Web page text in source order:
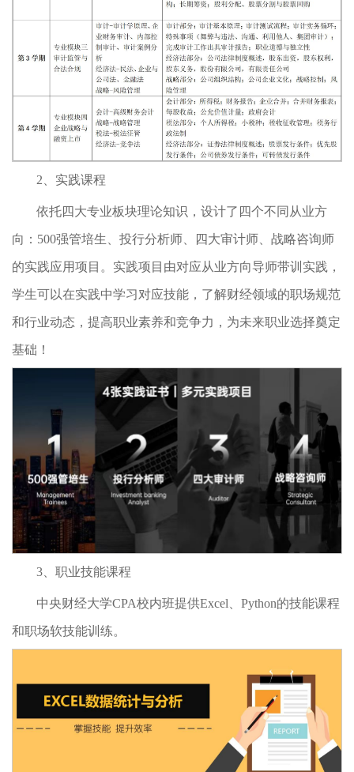
2、实践课程
依托四大专业板块理论知识，设计了四个不同从业方
向：500强管培生、投行分析师、四大审计师、战略咨询师
的实践应用项目。实践项目由对应从业方向导师带训实践，
学生可以在实践中学习对应技能，了解财经领域的职场规范
和行业动态，提高职业素养和竞争力，为未来职业选择奠定
基础！
3、职业技能课程
中央财经大学CPA校内班提供Excel、Python的技能课程
和职场软技能训练。